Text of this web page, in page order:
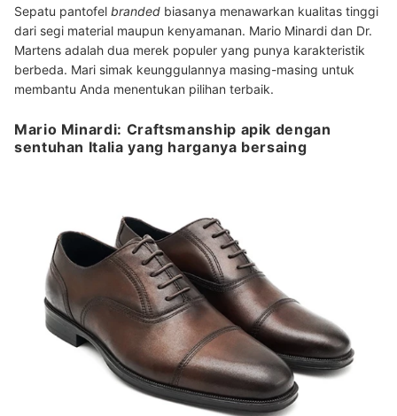
Sepatu pantofel branded biasanya menawarkan kualitas tinggi
dari segi material maupun kenyamanan. Mario Minardi dan Dr.
Martens adalah dua merek populer yang punya karakteristik
berbeda. Mari simak keunggulannya masing-masing untuk
membantu Anda menentukan pilihan terbaik.
Mario Minardi: Craftsmanship apik dengan
sentuhan Italia yang harganya bersaing